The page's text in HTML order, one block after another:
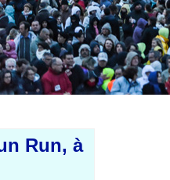
Run, à